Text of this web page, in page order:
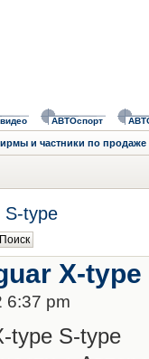
АВТОспорт
и частники по продаже
S-type
X-
6:37 pm
type S-type